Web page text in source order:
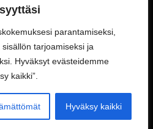
parantamiseksi,
tarjoamiseksi ja
Hyväksyt evästeidemme
kaikki”.
Hyväksy kaikki
| WordPress-kotisivut:
Sitrusmedia Oy